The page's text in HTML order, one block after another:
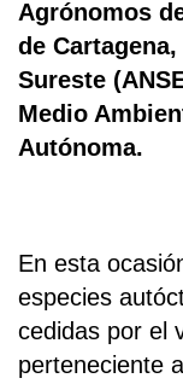
Agrónomos
de
Sureste
Medio
Autónoma.
En esta
especies
cedidas por el
perteneciente